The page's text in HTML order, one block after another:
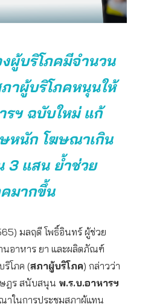
งผู้บริโภคมีจำนวน
าผู้บริโภคหนุนให้
รฯ ฉบับใหม่ แก้
หนัก โฆษณาเกิน
3 แสน ย้ำช่วย
มากขึ้น
มลฤดี โพธิ์อินทร์ ผู้ช่วย
นอาหาร ยา และผลิตภัณฑ์
ริโภค (สภาผู้บริโภค) กล่าวว่า
ฎร สนับสนุน พ.ร.บ.อาหารฯ
าในการประชุมสภาผู้แทน